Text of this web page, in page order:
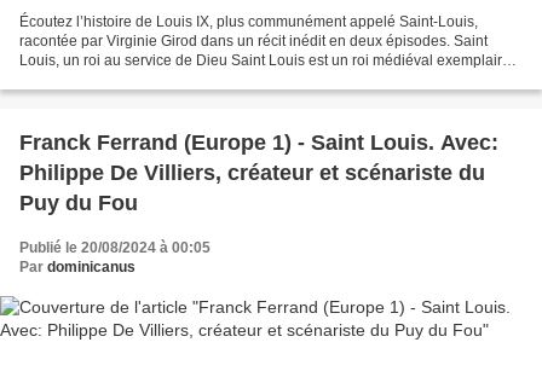
Écoutez l’histoire de Louis IX, plus communément appelé Saint-Louis,
racontée par Virginie Girod dans un récit inédit en deux épisodes. Saint
Louis, un roi au service de Dieu Saint Louis est un roi médiéval exemplaire,
Franck Ferrand (Europe 1) - Saint Louis. Avec:
Philippe De Villiers, créateur et scénariste du
Puy du Fou
Publié le 20/08/2024 à 00:05
Par dominicanus